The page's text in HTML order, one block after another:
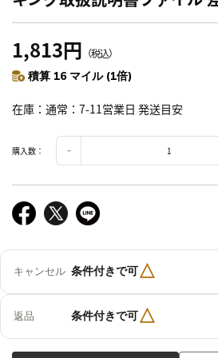
1,813円 （税込）
積算 16 マイル (1倍)
在庫 通常：7-11営業日 発送目安
購入数：
キャンセル 条件付きで可△
返品 条件付きで可△